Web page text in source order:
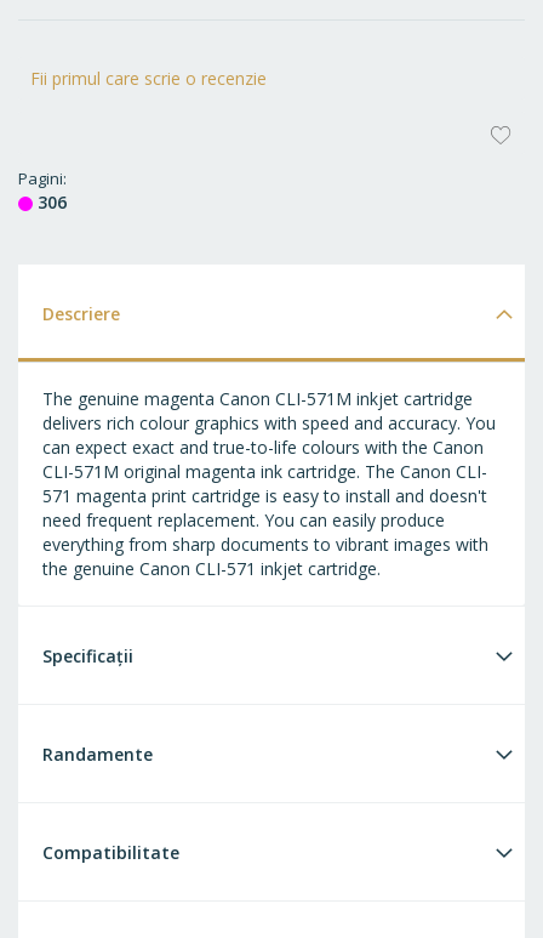
Fii primul care scrie o recenzie
Pagini
306
Descriere
The genuine magenta Canon CLI-571M inkjet cartridge
delivers rich colour graphics with speed and accuracy. You
can expect exact and true-to-life colours with the Canon
CLI-571M original magenta ink cartridge. The Canon CLI-
571 magenta print cartridge is easy to install and doesn't
need frequent replacement. You can easily produce
everything from sharp documents to vibrant images with
the genuine Canon CLI-571 inkjet cartridge.
Specificații
Randamente
Compatibilitate